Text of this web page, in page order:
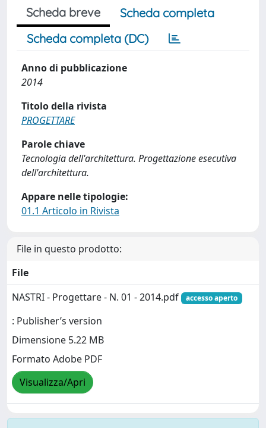
Scheda breve
Scheda completa
Scheda completa (DC)
Anno di pubblicazione
2014
Titolo della rivista
PROGETTARE
Parole chiave
Tecnologia dell'architettura. Progettazione esecutiva
dell'architettura.
Appare nelle tipologie:
01.1 Articolo in Rivista
File in questo prodotto:
File
NASTRI - Progettare - N. 01 - 2014.pdf
accesso aperto
: Publisher’s version
Dimensione 5.22 MB
Formato Adobe PDF
Visualizza/Apri